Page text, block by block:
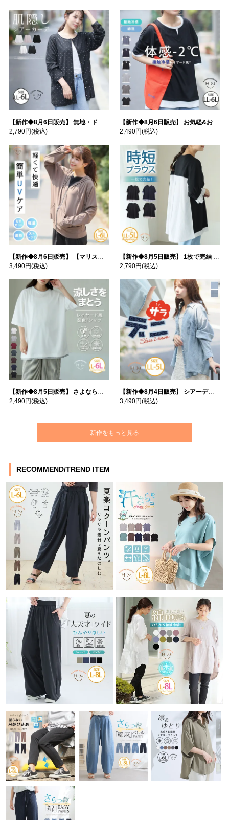
【新作◆8月6日販売】 無地・ドット柄から選べる 忍ばせ 活躍 シアー カーデ | 大きいサイズの通販ならハッピーマリリン
2,790円(税込)
【新作◆8月6日販売】 お気軽&お手軽 選べるデザイン 接触冷感 レイヤード風 コットン トップス | 大きいサイズの通販ならハッピーマリリン
2,490円(税込)
【新作◆8月6日販売】 【マリスポーツ】 運動初心者さんのための フード付き パーカー | 大きいサイズの通販ならハッピーマリリン
3,490円(税込)
【新作◆8月5日販売】 1枚で完結 袖口＆バック フハク使い トップス | 大きいサイズの通販ならハッピーマリリン
2,790円(税込)
【新作◆8月5日販売】 さよなら猛暑 涼しさを着る 遮熱 接触冷感 吸水・速乾 五分袖 コンフォートメッシュ 配色レイヤード 風ゆる Tシャツ | 大きいサイズの通販ならハッピーマリリン
2,490円(税込)
【新作◆8月4日販売】 シアーデニムで お洒落に肌隠し | 大きいサイズの通販ならハッピーマリリン
3,490円(税込)
新作をもっと見る
RECOMMEND/TREND ITEM